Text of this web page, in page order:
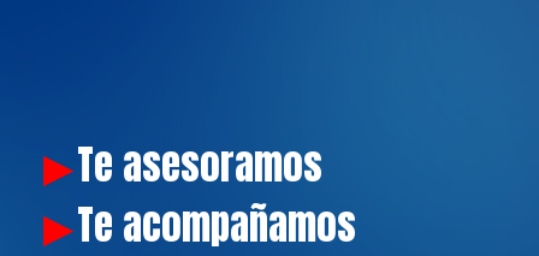
▶Te asesoramos
▶Te acompañamos